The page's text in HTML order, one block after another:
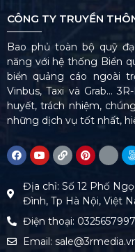
CÔNG TY TRUYỀN
Bao phủ toàn bộ quỹ
năng với hệ thống Biển
biển quảng cáo ngoài
Vinbus, Taxi và Grab…
huyết, trách nhiệm,
những dịch vụ tốt nhất,
Địa chỉ: Số 12 Phố
Đình, Tp Hà Nội, Việt
Điện thoại: 0325657997
Email: